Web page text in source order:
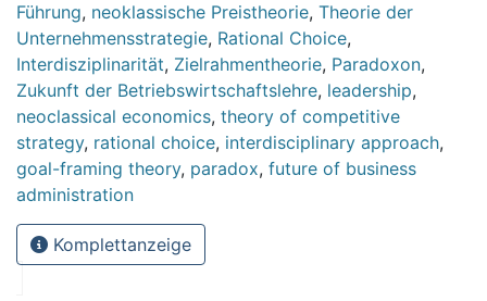
Führung, neoklassische Preistheorie, Theorie der
Unternehmensstrategie, Rational Choice,
Interdisziplinarität, Zielrahmentheorie, Paradoxon,
Zukunft der Betriebswirtschaftslehre, leadership,
neoclassical economics, theory of competitive
strategy, rational choice, interdisciplinary approach,
goal-framing theory, paradox, future of business
administration
Komplettanzeige